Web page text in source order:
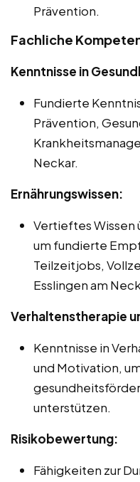
Prävention.
Fachliche
Kenntnisse in
Fundierte
Prävention,
Neckar.
Ernährungswissen:
Vertieftes Wissen
um fundierte
Teilzeitjobs,
Esslingen am
Verhaltenstherapie
Kenntnisse in
und Motivation,
unterstützen.
Risikobewertung:
Fähigkeiten zur